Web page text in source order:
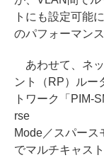
トにも設定可能
のパフォーマン
あわせて、ネ
ント（RP）ルー
トワーク「PIM-
rse
Mode／スパース
でマルチキャス